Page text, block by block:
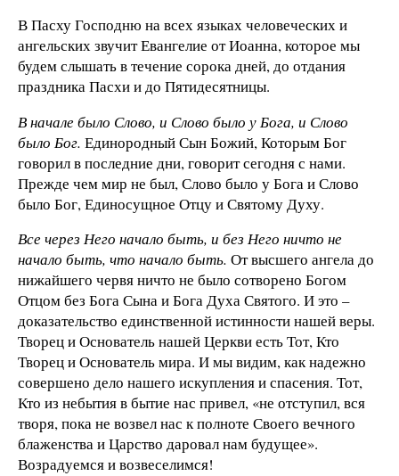
В Пасху Господню на всех языках человеческих и
ангельских звучит Евангелие от Иоанна, которое мы
будем слышать в течение сорока дней, до отдания
праздника Пасхи и до Пятидесятницы.
В начале было Слово, и Слово было у Бога, и Слово
было Бог. Единородный Сын Божий, Которым Бог
говорил в последние дни, говорит сегодня с нами.
Прежде чем мир не был, Слово было у Бога и Слово
было Бог, Единосущное Отцу и Святому Духу.
Все через Него начало быть, и без Него ничто не
начало быть, что начало быть. От высшего ангела до
нижайшего червя ничто не было сотворено Богом
Отцом без Бога Сына и Бога Духа Святого. И это –
доказательство единственной истинности нашей веры.
Творец и Основатель нашей Церкви есть Тот, Кто
Творец и Основатель мира. И мы видим, как надежно
совершено дело нашего искупления и спасения. Тот,
Кто из небытия в бытие нас привел, «не отступил, вся
творя, пока не возвел нас к полноте Своего вечного
блаженства и Царство даровал нам будущее».
Возрадуемся и возвеселимся!